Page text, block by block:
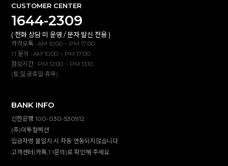
CUSTOMER CENTER
1644-2309
( 전화 상담 미 운영 / 문자 발신 전용 )
카카오톡 : AM 10:00 ~ PM 17:00
1:1 문의 : AM 10:00 ~ PM 17:00
점심시간 : PM 12:00 ~ PM 13:10
(토,일,공휴일 휴무)
BANK INFO
신한은행 100-030-530912
(주)이투컬렉션
입금자명 불일치 시 자동 연동되지않습니다.
고객센터(카톡,1:1문의)로 확인해 주세요.